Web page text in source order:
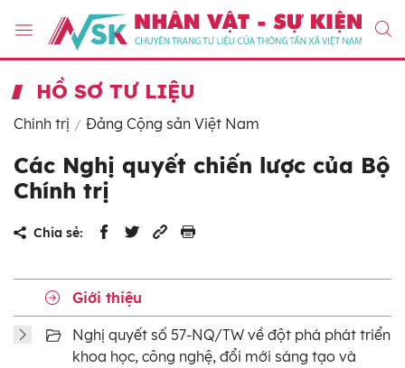
HỒ SƠ TƯ LIỆU
Chính trị Đảng Cộng sản Việt Nam
Các Nghị quyết chiến lược của Bộ
Chính trị
Chia sẻ:
Giới thiệu
Nghị quyết số 57-NQ/TW về đột phá phát triển
khoa học, công nghệ, đổi mới sáng tạo và